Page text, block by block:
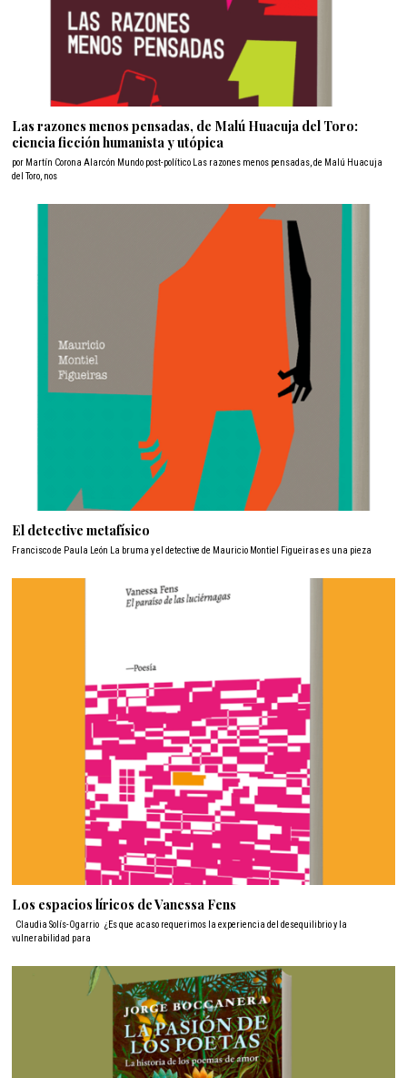
Las razones menos pensadas, de Malú Huacuja del Toro:
ciencia ficción humanista y utópica
por Martín Corona Alarcón Mundo post-político Las razones menos pensadas, de Malú Huacuja
del Toro, nos
El detective metafísico
Francisco de Paula León La bruma y el detective de Mauricio Montiel Figueiras es una pieza
Los espacios líricos de Vanessa Fens
Claudia Solís-Ogarrio ¿Es que acaso requerimos la experiencia del desequilibrio y la
vulnerabilidad para